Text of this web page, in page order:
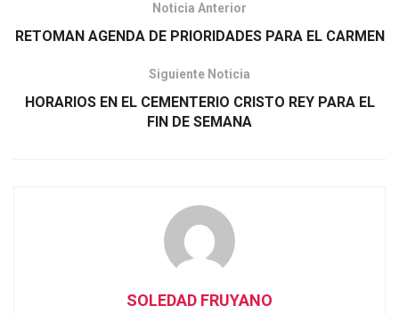
Noticia Anterior
RETOMAN AGENDA DE PRIORIDADES PARA EL CARMEN
Siguiente Noticia
HORARIOS EN EL CEMENTERIO CRISTO REY PARA EL
FIN DE SEMANA
SOLEDAD FRUYANO